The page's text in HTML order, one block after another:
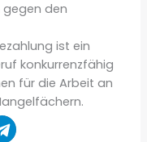
gegen den
ist ein
konkurrenzfähig
für die Arbeit an